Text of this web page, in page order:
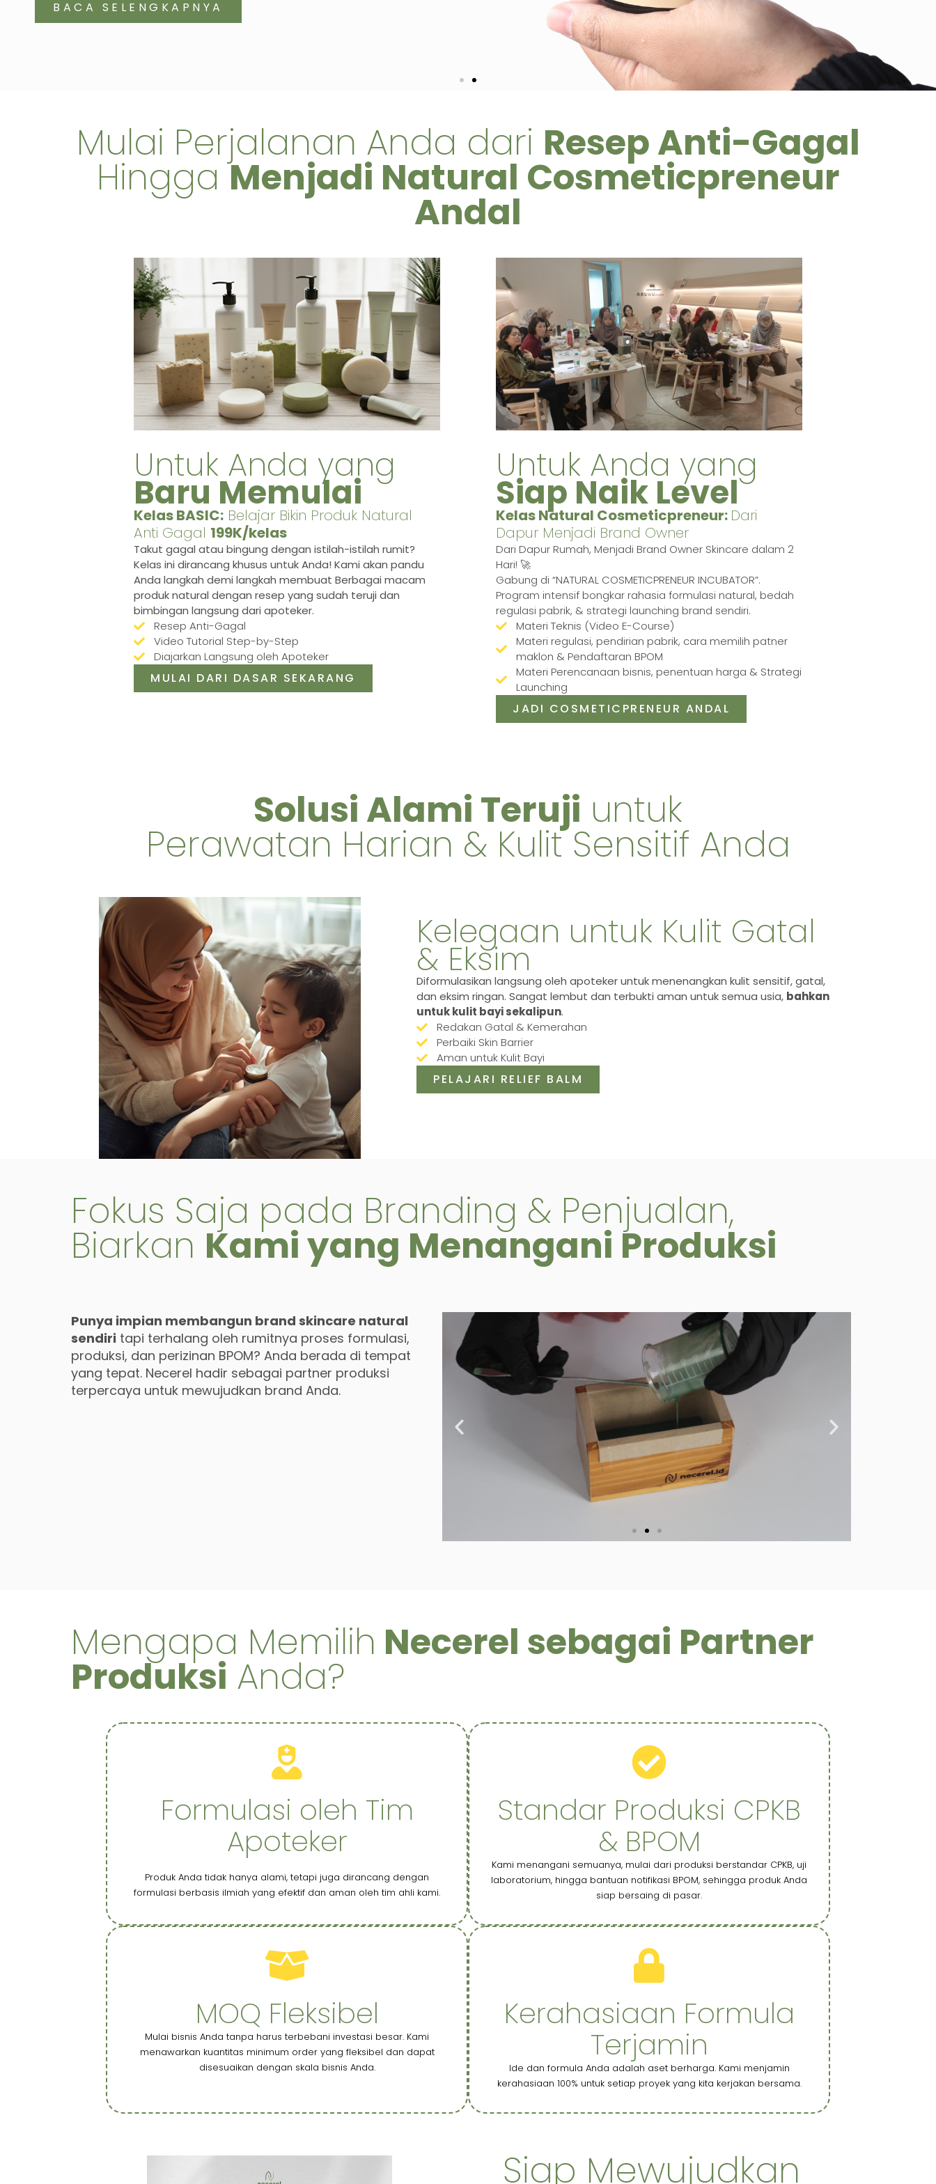
BACA SELENGKAPNYA
Mulai Perjalanan Anda dari Resep Anti-Gagal
HinggaMenjadi Natural Cosmeticpreneur
Andal
Untuk Anda yang
Baru Memulai
Kelas BASIC: Belajar Bikin Produk Natural
Anti Gagal 199K/kelas
Takut gagal atau bingung dengan istilah-istilah rumit?
Kelas ini dirancang khusus untuk Anda! Kami akan pandu
Anda langkah demi langkah membuat Berbagai macam
produk natural dengan resep yang sudah teruji dan
bimbingan langsung dari apoteker.
Resep Anti-Gagal
Video Tutorial Step-by-Step
Diajarkan Langsung oleh Apoteker
MULAI DARI DASAR SEKARANG
Untuk Anda yang
Siap Naik Level
Kelas Natural Cosmeticpreneur: Dari
Dapur Menjadi Brand Owner
Dari Dapur Rumah, Menjadi Brand Owner Skincare dalam 2
Hari! 🚀
Gabung di “NATURAL COSMETICPRENEUR INCUBATOR”.
Program intensif bongkar rahasia formulasi natural, bedah
regulasi pabrik, & strategi launching brand sendiri.
Materi Teknis (Video E-Course)
Materi regulasi, pendirian pabrik, cara memilih patner
maklon & Pendaftaran BPOM
Materi Perencanaan bisnis, penentuan harga & Strategi
Launching
JADI COSMETICPRENEUR ANDAL
Solusi Alami Teruji untuk
Perawatan Harian & Kulit Sensitif Anda
Kelegaan untuk Kulit Gatal
& Eksim
Diformulasikan langsung oleh apoteker untuk menenangkan kulit sensitif, gatal,
dan eksim ringan. Sangat lembut dan terbukti aman untuk semua usia, bahkan
untuk kulit bayi sekalipun.
Redakan Gatal & Kemerahan
Perbaiki Skin Barrier
Aman untuk Kulit Bayi
PELAJARI RELIEF BALM
Fokus Saja pada Branding & Penjualan,
Biarkan Kami yang Menangani Produksi
Punya impian membangun brand skincare natural
sendiri tapi terhalang oleh rumitnya proses formulasi,
produksi, dan perizinan BPOM? Anda berada di tempat
yang tepat. Necerel hadir sebagai partner produksi
terpercaya untuk mewujudkan brand Anda.
Mengapa Memilih Necerel sebagai Partner
Produksi Anda?
Formulasi oleh Tim
Apoteker
Produk Anda tidak hanya alami, tetapi juga dirancang dengan
formulasi berbasis ilmiah yang efektif dan aman oleh tim ahli kami.
Standar Produksi CPKB
& BPOM
Kami menangani semuanya, mulai dari produksi berstandar CPKB, uji
laboratorium, hingga bantuan notifikasi BPOM, sehingga produk Anda
siap bersaing di pasar.
MOQ Fleksibel
Mulai bisnis Anda tanpa harus terbebani investasi besar. Kami
menawarkan kuantitas minimum order yang fleksibel dan dapat
disesuaikan dengan skala bisnis Anda.
Kerahasiaan Formula
Terjamin
Ide dan formula Anda adalah aset berharga. Kami menjamin
kerahasiaan 100% untuk setiap proyek yang kita kerjakan bersama.
Siap Mewujudkan